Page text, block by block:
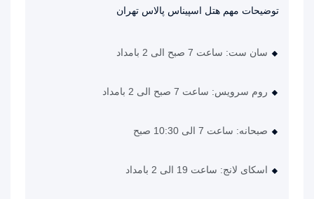
توضیحات مهم هتل اسپیناس پالاس تهران
سان ست: ساعت 7 صبح الی 2 بامداد
روم سرویس: ساعت 7 صبح الی 2 بامداد
صبحانه: ساعت 7 الی 10:30 صبح
اسکای لانج: ساعت 19 الی 2 بامداد